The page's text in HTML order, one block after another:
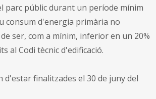
parc públic durant un període mínim
consum d'energia primària no
ser, com a mínim, inferior en un 20%
al Codi tècnic d'edificació.
d'estar finalitzades el 30 de juny del